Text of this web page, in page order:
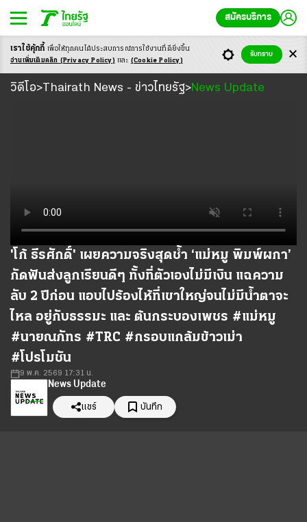
สมัครบริการ
วิดีโอ
วิดีโอ>Thairath News - ข่าวไทยรัฐ>News Update
'โก้ ธีรศักดิ์' เผยความจริงสุดช้ำ ‘แม่หมู พิมพ์ผกา’
กัดฟันส่งลูกเรียนดีๆ ทั้งที่ตัวเองไม่มีเงิน แฉความ
ลับ 2 ปีก่อน แอบไปร้องไห้ที่เขาใหญ่จนไม่มีน้ำตาจะ
ไหล อยู่กับธรรมะ และ ต้นกระบองเพชร #แม่หมู
#นายณภัทร #TRC #กรอบแกล้มข้าวเม่า
#โปรโมชัน
9 พ.ค. 2569 17:31 น.
News Update
แชร์ บันทึก
เราใช้คุ้กกี้ เพื่อให้ทุกคนได้ประสบการณ์การใช้งานที่ดียิ่งขึ้น
อ่านเพิ่มเติมคลิก (Privacy Policy) และ (Cookie Policy)
รับทราบ